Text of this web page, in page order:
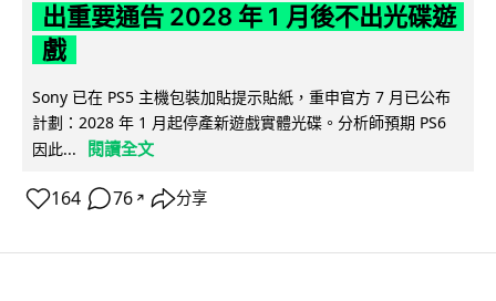
出重要通告 2028 年 1 月後不出光碟遊
戲
Sony 已在 PS5 主機包裝加貼提示貼紙，重申官方 7 月已公布
計劃：2028 年 1 月起停產新遊戲實體光碟。分析師預期 PS6
因此...
閱讀全文
164 76 ↗ 分享